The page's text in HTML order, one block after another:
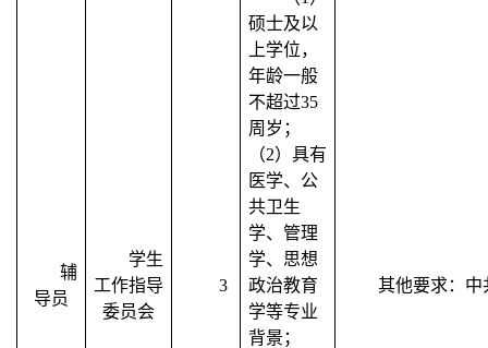
辅
导员
学生
工作指导
委员会
3
硕士及以
上学位，
年龄一般
不超过35
周岁；
（2）具有
医学、公
共卫生
学、管理
学、思想
政治教育
学等专业
背景；
其他要求：中